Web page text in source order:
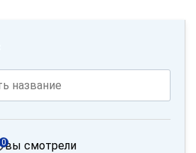
вы смотрели
0